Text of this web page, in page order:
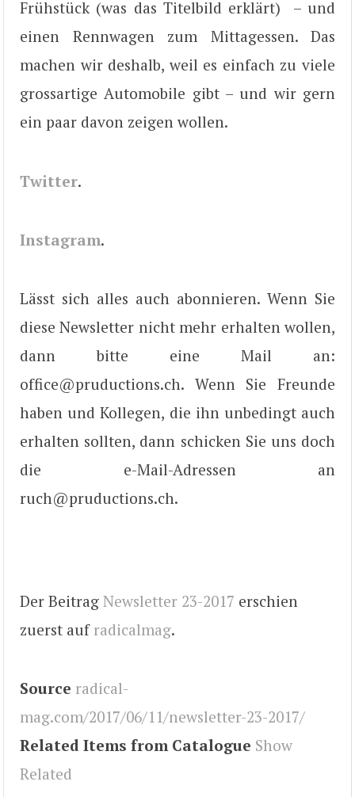
Frühstück (was das Titelbild erklärt) – und
einen Rennwagen zum Mittagessen. Das
machen wir deshalb, weil es einfach zu viele
grossartige Automobile gibt – und wir gern
ein paar davon zeigen wollen.
Twitter.
Instagram.
Lässt sich alles auch abonnieren. Wenn Sie
diese Newsletter nicht mehr erhalten wollen,
dann bitte eine Mail an:
office@pruductions.ch. Wenn Sie Freunde
haben und Kollegen, die ihn unbedingt auch
erhalten sollten, dann schicken Sie uns doch
die e-Mail-Adressen an
ruch@pruductions.ch.
Der Beitrag Newsletter 23-2017 erschien
zuerst auf radicalmag.
Source radical-
mag.com/2017/06/11/newsletter-23-2017/
Related Items from Catalogue Show
Related